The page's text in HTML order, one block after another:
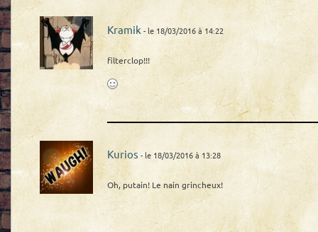
Kramik - le 18/03/2016 à 14:22
filterclop!!!
Kurios - le 18/03/2016 à 13:28
Oh, putain! Le nain grincheux!